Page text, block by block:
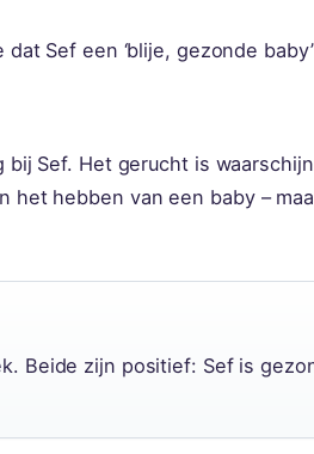
Sef een ‘blije, gezonde
Sef. Het gerucht is
het hebben van een baby –
Beide zijn positief: Sef is